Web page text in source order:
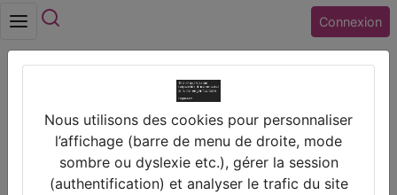
Connexion
Thèmes de Collège JEAN ZAY (37)
CHINON
Nous utilisons des cookies pour personnaliser
l’affichage (barre de menu de droite, mode
sombre ou dyslexie etc.), gérer la session
(authentification) et analyser le trafic du site